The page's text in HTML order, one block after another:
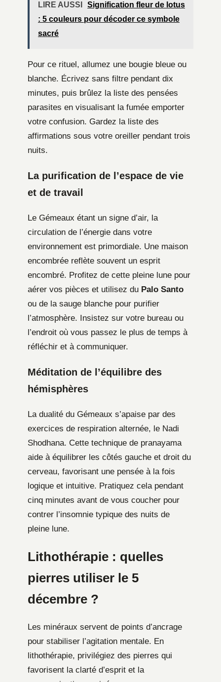
LIRE AUSSI
Signification fleur de lotus
: 5 couleurs pour décoder ce symbole
sacré
Pour ce rituel, allumez une bougie bleue ou
blanche. Écrivez sans filtre pendant dix
minutes, puis brûlez la liste des pensées
parasites en visualisant la fumée emporter
votre confusion. Gardez la liste des
affirmations sous votre oreiller pendant trois
nuits.
La purification de l’espace de vie
et de travail
Le Gémeaux étant un signe d’air, la
circulation de l’énergie dans votre
environnement est primordiale. Une maison
encombrée reflète souvent un esprit
encombré. Profitez de cette pleine lune pour
aérer vos pièces et utilisez du Palo Santo
ou de la sauge blanche pour purifier
l’atmosphère. Insistez sur votre bureau ou
l’endroit où vous passez le plus de temps à
réfléchir et à communiquer.
Méditation de l’équilibre des
hémisphères
La dualité du Gémeaux s’apaise par des
exercices de respiration alternée, le Nadi
Shodhana. Cette technique de pranayama
aide à équilibrer les côtés gauche et droit du
cerveau, favorisant une pensée à la fois
logique et intuitive. Pratiquez cela pendant
cinq minutes avant de vous coucher pour
contrer l’insomnie typique des nuits de
pleine lune.
Lithothérapie : quelles
pierres utiliser le 5
décembre ?
Les minéraux servent de points d’ancrage
pour stabiliser l’agitation mentale. En
lithothérapie, privilégiez des pierres qui
favorisent la clarté d’esprit et la